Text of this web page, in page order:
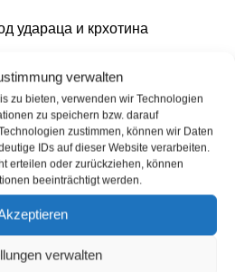
verwalten
zu bieten, verwenden wir Technologien
zu speichern bzw. darauf
zustimmen, können wir Daten
IDs auf dieser Website verarbeiten.
erteilen oder zurückziehen, können
beeinträchtigt werden.
verwalten
удараца и крхотина
оптичким сочивима